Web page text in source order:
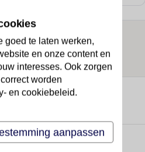
goed te laten werken,
en onze content en
interesses. Ook zorgen
worden
en cookiebeleid.
aanpassen